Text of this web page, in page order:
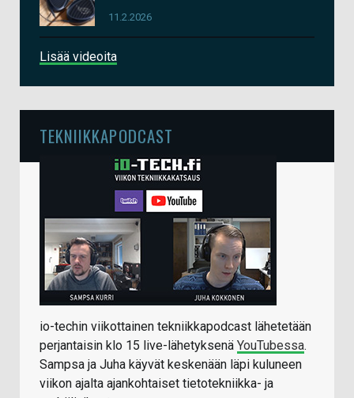
11.2.2026
Lisää videoita
TEKNIIKKAPODCAST
io-techin viikottainen tekniikkapodcast lähetetään
perjantaisin klo 15 live-lähetyksenä YouTubessa.
Sampsa ja Juha käyvät keskenään läpi kuluneen
viikon ajalta ajankohtaiset tietotekniikka- ja